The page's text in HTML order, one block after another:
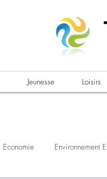
Jeunesse Loisirs
Economie Environnement